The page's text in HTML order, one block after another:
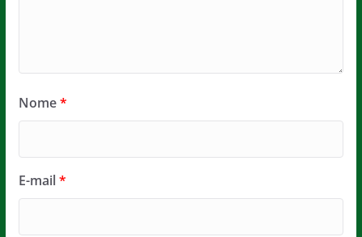
Nome*
E-mail*